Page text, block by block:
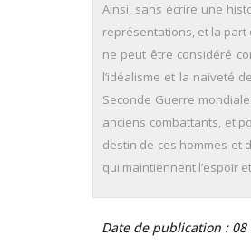
Ainsi, sans écrire une
représentations, et la part
ne peut être considéré
l’idéalisme et la naïveté
Seconde Guerre
anciens combattants, et
destin de ces hommes et
qui maintiennent l’espoir
Date de publication :